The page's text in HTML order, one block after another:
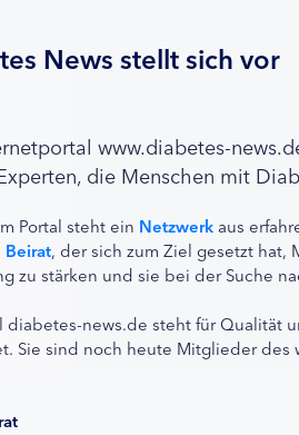
News stellt sich vor
www.diabetes-
die Menschen mit
Portal steht ein Netzwerk aus
Beirat, der sich zum Ziel gesetzt hat,
zu stärken und sie bei der Suche
diabetes-news.de steht für Qualität
Sie sind noch heute Mitglieder des